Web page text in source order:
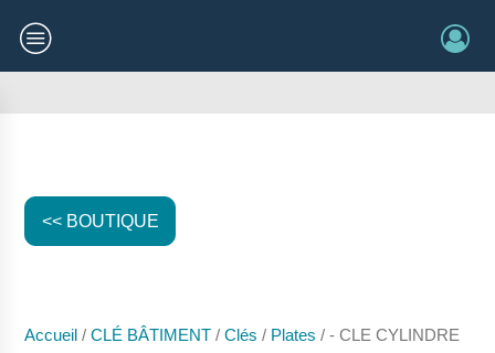
<< BOUTIQUE
Accueil /CLÉ BÂTIMENT /Clés / Plates / - CLE CYLINDRE